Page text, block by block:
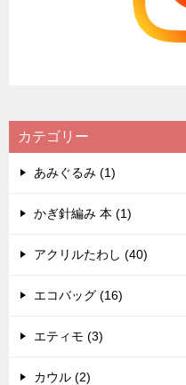
カテゴリー
あみぐるみ (1)
かぎ針編み 本 (1)
アクリルたわし (40)
エコバッグ (16)
エティモ (3)
カウル (2)